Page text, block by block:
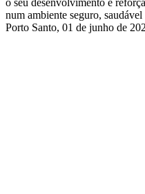
num ambiente seguro,
Porto Santo, 01 de junho de